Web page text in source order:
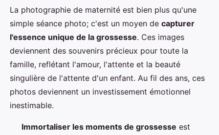
La photographie de maternité est bien plus qu'une
simple séance photo; c'est un moyen de capturer
l'essence unique de la grossesse. Ces images
deviennent des souvenirs précieux pour toute la
famille, reflétant l'amour, l'attente et la beauté
singulière de l'attente d'un enfant. Au fil des ans, ces
photos deviennent un investissement émotionnel
inestimable.
Immortaliser les moments de grossesse est